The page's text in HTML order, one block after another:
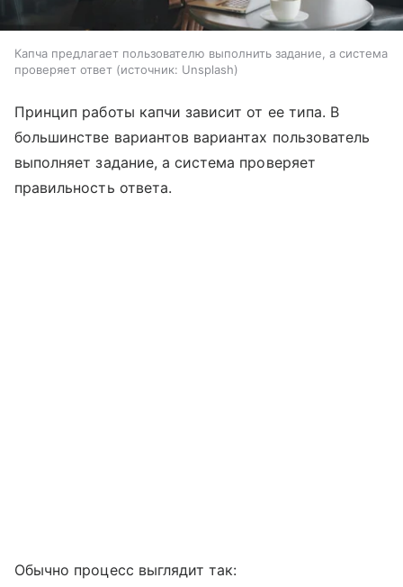
Капча предлагает пользователю выполнить задание, а система
проверяет ответ
источник: Unsplash
Принцип работы капчи зависит от ее типа. В
большинстве вариантов вариантах пользователь
выполняет задание, а система проверяет
правильность ответа.
Обычно процесс выглядит так: